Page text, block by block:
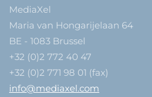
MediaXel
Maria van Hongarijelaan 64
BE - 1083 Brussel
+32 (0)2 772 40 47
+32 (0)2 771 98 01 (fax)
info@mediaxel.com